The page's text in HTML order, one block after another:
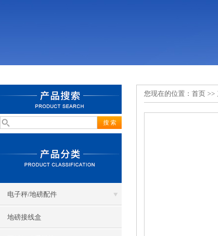
电子秤/地磅配件
地磅接线盒
您现在的位置： 首页 >>